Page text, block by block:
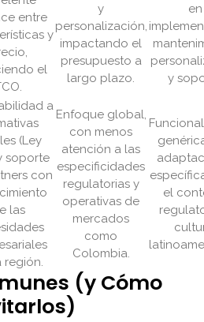
entre
y
el
y
personalización,
impactando el
presupuesto a
largo plazo.
en
y
a
(Ley
soporte
con
las
región.
Enfoque global,
con menos
atención a las
especificidades
regulatorias y
operativas de
mercados
como
Colombia.
el
(y Cómo